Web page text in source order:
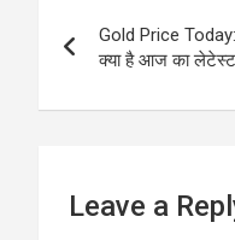
navigation
Gold Price Today:
क्‍या है आज का लेटेस्‍ट
Leave a